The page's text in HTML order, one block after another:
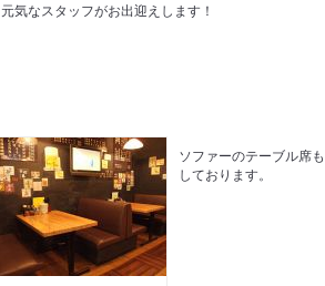
元気なスタッフがお出迎えします！
ソファーのテーブル席
しております。